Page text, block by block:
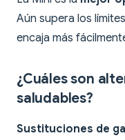
Aún supera los
encaja más
¿Cuáles son
saludables?
Sustituciones de